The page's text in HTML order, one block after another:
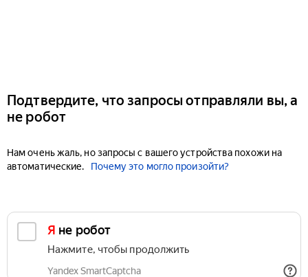
Подтвердите, что запросы отправляли вы, а
не робот
Нам очень жаль, но запросы с вашего устройства похожи на
автоматические.
Почему это могло произойти?
Я не робот
Нажмите, чтобы продолжить
Yandex SmartCaptcha